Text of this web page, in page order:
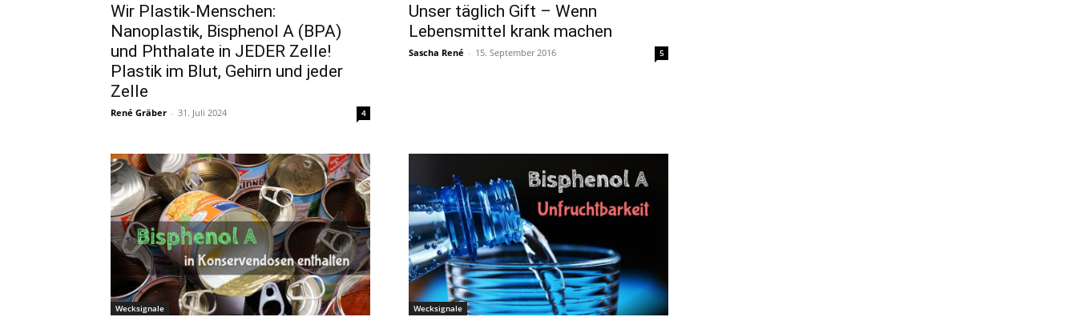
Wir Plastik-Menschen:
Nanoplastik, Bisphenol A (BPA)
und Phthalate in JEDER Zelle!
Plastik im Blut, Gehirn und jeder
Zelle
René Gräber - 31. Juli 2024 4
Unser täglich Gift – Wenn
Lebensmittel krank machen
Sascha René - 15. September 2016 5
Wecksignale Wecksignale